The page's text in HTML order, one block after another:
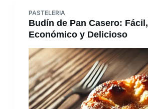
PASTELERIA
Budín de Pan Casero: Fácil,
Económico y Delicioso